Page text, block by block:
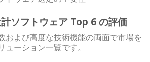
ソフトウェア Top 6 の評価
および高度な技術機能の両面で市場を
ューション一覧です。